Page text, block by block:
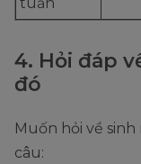
tuần
4. Hỏi đáp
đó
Muốn hỏi về
câu: